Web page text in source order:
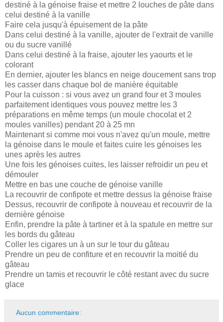
destiné à la génoise fraise et mettre 2 louches de pâte dans
celui destiné à la vanille
Faire cela jusqu'à épuisement de la pâte
Dans celui destiné à la vanille, ajouter de l'extrait de vanille
ou du sucre vanillé
Dans celui destiné à la fraise, ajouter les yaourts et le
colorant
En dernier, ajouter les blancs en neige doucement sans trop
les casser dans chaque bol de manière équitable
Pour la cuisson : si vous avez un grand four et 3 moules
parfaitement identiques vous pouvez mettre les 3
préparations en même temps (un moule chocolat et 2
moules vanilles) pendant 20 à 25 mn
Maintenant si comme moi vous n'avez qu'un moule, mettre
la génoise dans le moule et faites cuire les génoises les
unes après les autres
Une fois les génoises cuites, les laisser refroidir un peu et
démouler
Mettre en bas une couche de génoise vanille
La recouvrir de confipote et mettre dessus la génoise fraise
Dessus, recouvrir de confipote à nouveau et recouvrir de la
dernière génoise
Enfin, prendre la pâte à tartiner et à la spatule en mettre sur
les bords du gâteau
Coller les cigares un à un sur le tour du gâteau
Prendre un peu de confiture et en recouvrir la moitié du
gâteau
Prendre un tamis et recouvrir le côté restant avec du sucre
glace
Aucun commentaire: